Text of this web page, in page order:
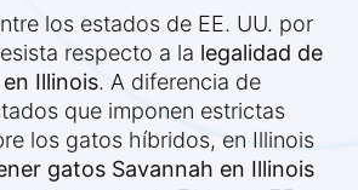
los estados de EE. UU. por
respecto a la legalidad de
Illinois. A diferencia de
que imponen estrictas
los gatos híbridos, en Illinois
gatos Savannah en Illinois